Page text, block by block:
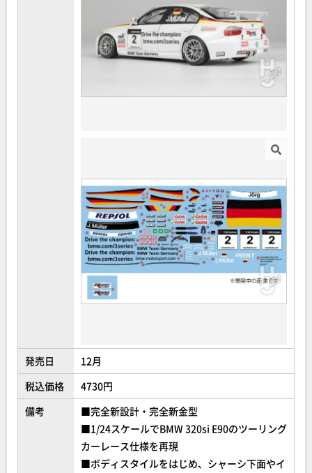
発売日
12月
税込価格
4730円
備考
■完全新設計・完全新金型
■1/24スケールでBMW 320si E90のツーリング
カーレース仕様を再現
■ボディスタイルをはじめ、シャーシ下面やイ